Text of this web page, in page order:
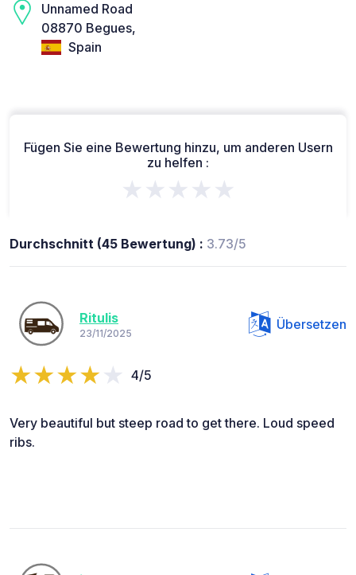
Unnamed Road
08870 Begues,
Spain
Fügen Sie eine Bewertung hinzu, um anderen Usern
zu helfen :
★★★★★
Durchschnitt (45 Bewertung) : 3.73/5
Ritulis
23/11/2025
Übersetzen
4/5
Very beautiful but steep road to get there. Loud speed
ribs.